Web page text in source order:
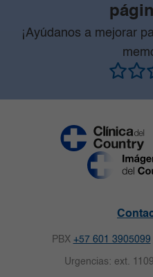
¡Ayúdanos a mejorar
PBX +57 601 3905099
Urgencias: ext.